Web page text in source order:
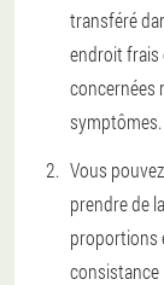
transféré
endroit frais
concernées
symptômes.
Vous
prendre de
proportions
consistance